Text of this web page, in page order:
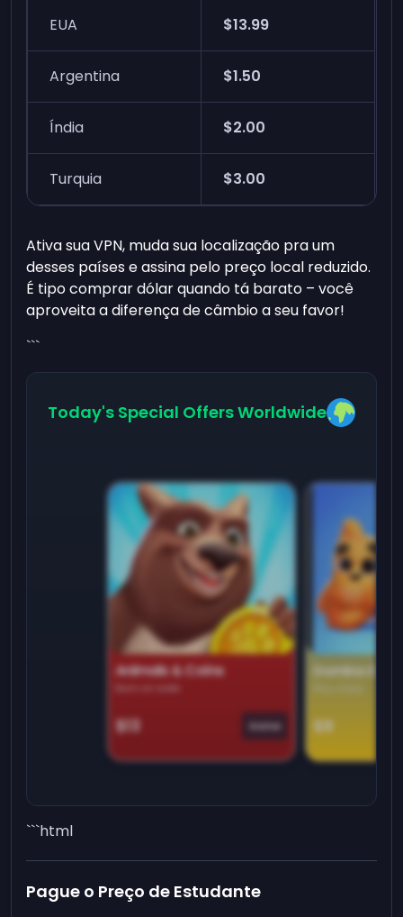
EUA $13.99
Argentina $1.50
Índia $2.00
Turquia $3.00
Ativa sua VPN, muda sua localização pra um
desses países e assina pelo preço local reduzido.
É tipo comprar dólar quando tá barato – você
aproveita a diferença de câmbio a seu favor!
```
Today's Special Offers Worldwide
Animals & Coins
Earn on side
$13 Game
Domino
$9
```html
Pague o Preço de Estudante